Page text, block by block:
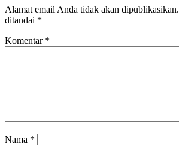
Alamat email Anda tidak akan dipublikasikan.
ditandai *
Komentar *
Nama *